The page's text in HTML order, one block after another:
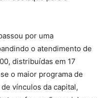
por uma
o atendimento de
distribuídas em 17
o maior programa de
vínculos da capital,